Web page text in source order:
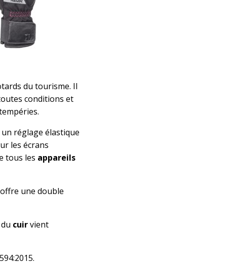
du tourisme. Il
conditions et
réglage élastique
les écrans
tous les appareils
une double
cuirvient